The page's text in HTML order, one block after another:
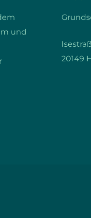
und
20149